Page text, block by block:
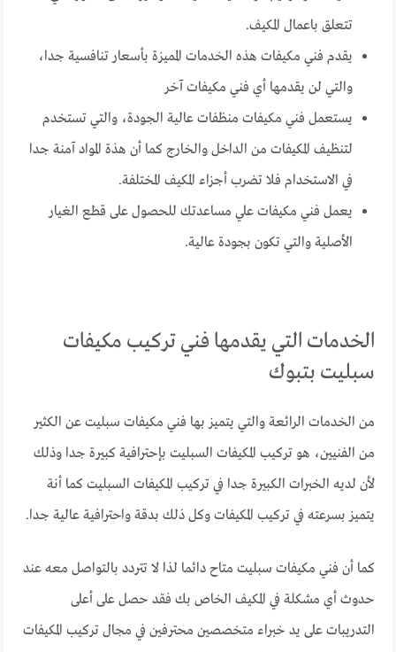
تتعلق باعمال المكيف.
يقدم فني مكيفات هذه الخدمات المميزة بأسعار تنافسية جدا،
والتي لن يقدمها أي فني مكيفات آخر
يستعمل فني مكيفات منظفات عالية الجودة، والتي تستخدم
لتنظيف المكيفات من الداخل والخارج كما أن هذة المواد آمنة جدا
في الاستخدام فلا تضرب أجزاء المكيف المختلفة.
يعمل فني مكيفات علي مساعدتك للحصول على قطع الغيار
الأصلية والتي تكون بجودة عالية.
الخدمات التي يقدمها فني تركيب مكيفات
سبليت بتبوك
من الخدمات الرائعة والتي يتميز بها فني مكيفات سبليت عن الكثير
من الفنيين، هو تركيب المكيفات السبليت بإحترافية كبيرة جدا وذلك
لأن لديه الخبرات الكبيرة جدا في تركيب المكيفات السبليت كما أنة
يتميز بسرعته في تركيب المكيفات وكل ذلك بدقة واحترافية عالية جدا.
كما أن فني مكيفات سبليت متاح دائما لذا لا تتردد بالتواصل معه عند
حدوث أي مشكلة في المكيف الخاص بك فقد حصل على أعلى
التدريبات على يد خبراء متخصصين محترفين في مجال تركيب المكيفات